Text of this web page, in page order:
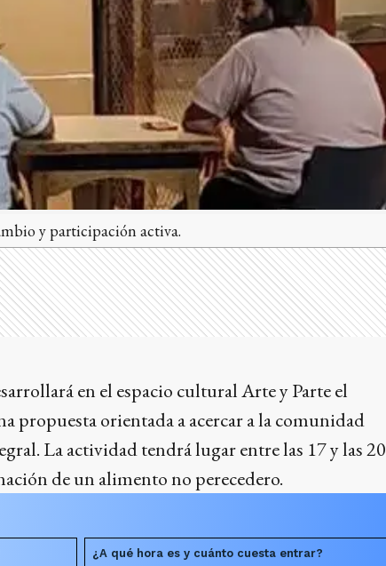
y participación activa.
en el espacio cultural Arte y Parte el
propuesta orientada a acercar a la comunidad
La actividad tendrá lugar entre las 17 y las 20
de un alimento no perecedero.
¿A qué hora es y cuánto cuesta entrar?